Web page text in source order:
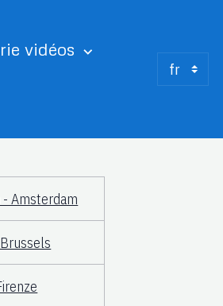
vidéos
Amsterdam